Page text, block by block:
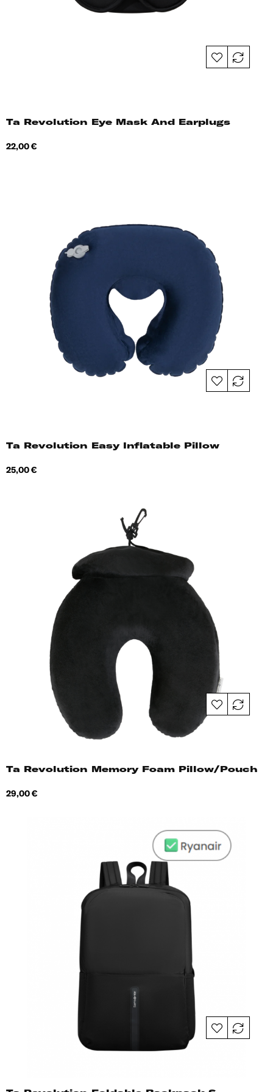
Ta Revolution Eye Mask And Earplugs
Hind
22,00 €
Ta Revolution Easy Inflatable Pillow
Hind
25,00 €
Ta Revolution Memory Foam Pillow/Pouch
Hind
29,00 €